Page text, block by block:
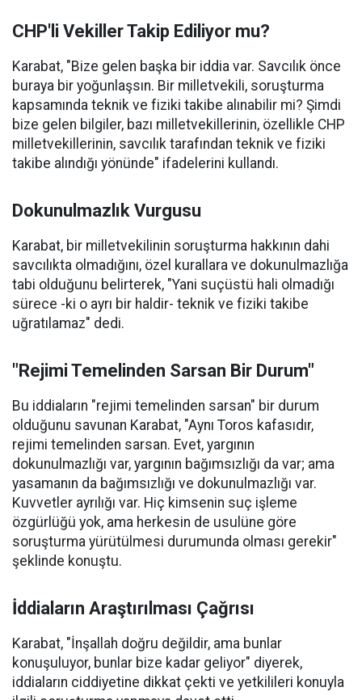
CHP'li Vekiller Takip Ediliyor mu?
Karabat, "Bize gelen başka bir iddia var. Savcılık önce
buraya bir yoğunlaşsın. Bir milletvekili, soruşturma
kapsamında teknik ve fiziki takibe alınabilir mi? Şimdi
bize gelen bilgiler, bazı milletvekillerinin, özellikle CHP
milletvekillerinin, savcılık tarafından teknik ve fiziki
takibe alındığı yönünde" ifadelerini kullandı.
Dokunulmazlık Vurgusu
Karabat, bir milletvekilinin soruşturma hakkının dahi
savcılıkta olmadığını, özel kurallara ve dokunulmazlığa
tabi olduğunu belirterek, "Yani suçüstü hali olmadığı
sürece -ki o ayrı bir haldir- teknik ve fiziki takibe
uğratılamaz" dedi.
"Rejimi Temelinden Sarsan Bir Durum"
Bu iddiaların "rejimi temelinden sarsan" bir durum
olduğunu savunan Karabat, "Aynı Toros kafasıdır,
rejimi temelinden sarsan. Evet, yargının
dokunulmazlığı var, yargının bağımsızlığı da var; ama
yasamanın da bağımsızlığı ve dokunulmazlığı var.
Kuvvetler ayrılığı var. Hiç kimsenin suç işleme
özgürlüğü yok, ama herkesin de usulüne göre
soruşturma yürütülmesi durumunda olması gerekir"
şeklinde konuştu.
İddiaların Araştırılması Çağrısı
Karabat, "İnşallah doğru değildir, ama bunlar
konuşuluyor, bunlar bize kadar geliyor" diyerek,
iddiaların ciddiyetine dikkat çekti ve yetkilileri konuyla